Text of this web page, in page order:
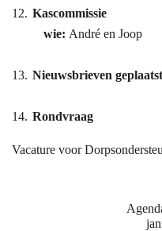
Kascommissie
wie: André en Joop
Nieuwsbrieven geplaatst
Rondvraag
Vacature voor